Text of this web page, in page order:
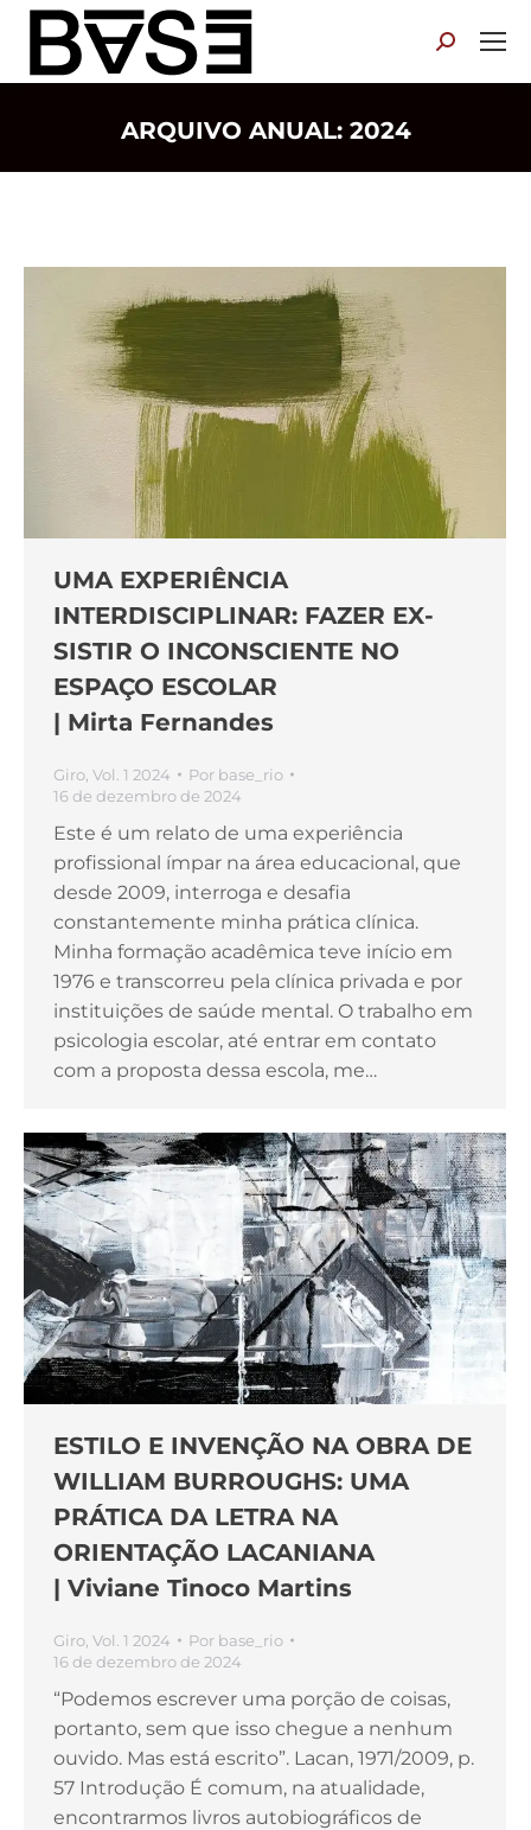
Search:
ARQUIVO ANUAL: 2024
UMA EXPERIÊNCIA
INTERDISCIPLINAR: FAZER EX-
SISTIR O INCONSCIENTE NO
ESPAÇO ESCOLAR
| Mirta Fernandes
Giro Vol. 1 2024 Por base_rio
16 de dezembro de 2024
Este é um relato de uma experiência
profissional ímpar na área educacional, que
desde 2009, interroga e desafia
constantemente minha prática clínica.
Minha formação acadêmica teve início em
1976 e transcorreu pela clínica privada e por
instituições de saúde mental. O trabalho em
psicologia escolar, até entrar em contato
com a proposta dessa escola, me…
ESTILO E INVENÇÃO NA OBRA DE
WILLIAM BURROUGHS: UMA
PRÁTICA DA LETRA NA
ORIENTAÇÃO LACANIANA
| Viviane Tinoco Martins
Giro Vol. 1 2024 Por base_rio
16 de dezembro de 2024
“Podemos escrever uma porção de coisas,
portanto, sem que isso chegue a nenhum
ouvido. Mas está escrito”. Lacan, 1971/2009, p.
57 Introdução É comum, na atualidade,
encontrarmos livros autobiográficos de